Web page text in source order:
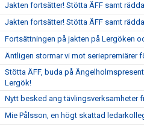
Jakten fortsätter! Stötta ÄFF samt
Jakten fortsätter! Stötta ÄFF samt
Fortsättningen på jakten på Lergöken
Äntligen stormar vi mot seriepremiärer
Stötta ÄFF, buda på
Lergök!
Nytt besked ang tävlingsverksamheter
Mie Pålsson, en högt skattad